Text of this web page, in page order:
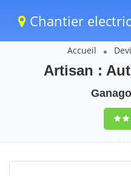
Chantier
Accueil
Artisan :
9,5